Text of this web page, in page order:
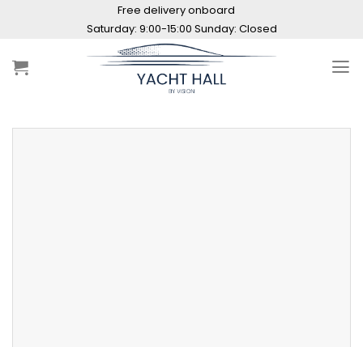
Saturday: 9:00-15:00 Sunday: Closed
Free delivery onboard